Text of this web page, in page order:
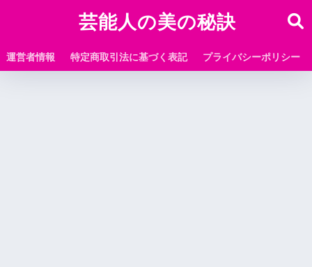
芸能人の美の秘訣
運営者情報 特定商取引法に基づく表記 プライバシーポリシー